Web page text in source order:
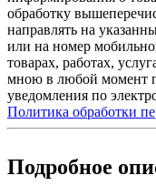
обработку
направлять на
или на номер
товарах, работах,
мною в любой момент
уведомления по
Политика обработки
Подробное